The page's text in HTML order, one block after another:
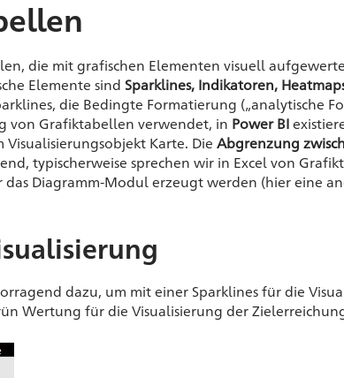
die mit grafischen Elementen visuell
Elemente sind Sparklines, Indikatoren,
die Bedingte Formatierung („analytische
von Grafiktabellen verwendet, in Power BI
Karte. Die Abgrenzung
typischerweise sprechen wir in Excel von
Diagramm-Modul erzeugt werden (hier eine
dazu, um mit einer Sparklines für die
Wertung für die Visualisierung der